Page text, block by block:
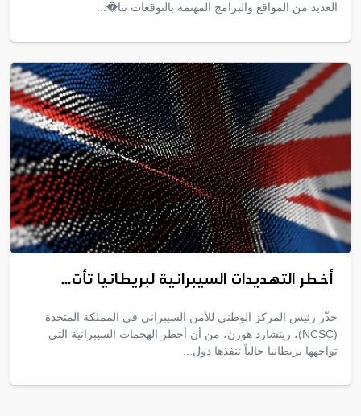
العديد من المواقع والبرامج المهتمة بالتوقعات نتا�...
أخطر التهديدات السيبرانية لبريطانيا تأت...
حذّر رئيس المركز الوطني للأمن السيبراني في المملكة المتحدة
(NCSC)، ريتشارد هورن، من أن أخطر الهجمات السيبرانية التي
تواجهها بريطانيا حالياً تنفذها دول...